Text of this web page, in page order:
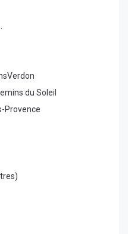
du Soleil
Provence